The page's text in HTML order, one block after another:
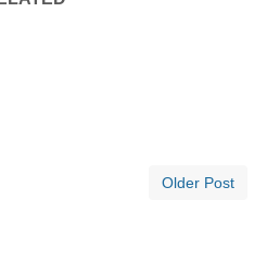
Older Post